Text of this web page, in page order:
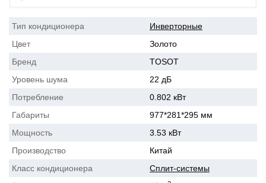
Тип кондиционера
Инверторные
Цвет
Золото
Бренд
TOSOT
Уровень шума
22 дБ
Потребление
0.802 кВт
Габариты
977*281*295 мм
Мощность
3.53 кВт
Производство
Китай
Класс кондиционера
Сплит-системы